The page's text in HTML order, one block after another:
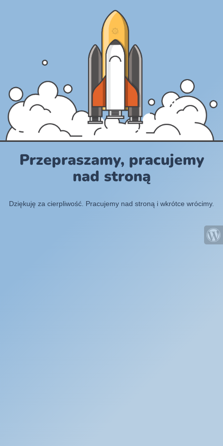
Przepraszamy, pracujemy
nad stroną
Dziękuję za cierpliwość. Pracujemy nad stroną i wkrótce wrócimy.